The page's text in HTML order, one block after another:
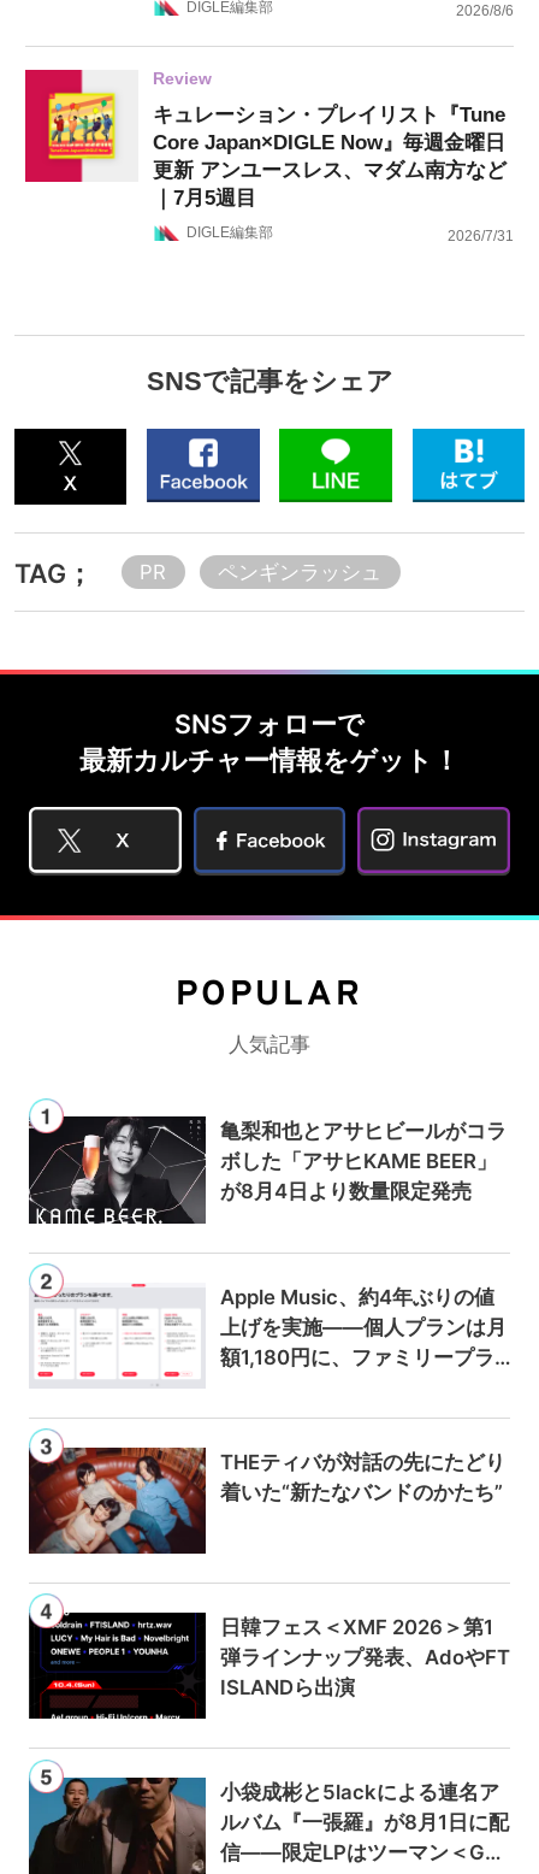
DIGLE編集部 2026/8/6
Review
キュレーション・プレイリスト『Tune
Core Japan×DIGLE Now』毎週金曜日
更新 アンユースレス、マダム南方など
｜7月5週目
DIGLE編集部 2026/7/31
SNSで記事をシェア
TAG； PR ペンギンラッシュ
SNSフォローで
最新カルチャー情報をゲット！
POPULAR
人気記事
亀梨和也とアサヒビールがコラ
ボした「アサヒKAME BEER」
が8月4日より数量限定発売
Apple Music、約4年ぶりの値
上げを実施——個人プランは月
額1,180円に、ファミリープラ
THEティバが対話の先にたどり
着いた“新たなバンドのかたち”
日韓フェス＜XMF 2026＞第1
弾ラインナップ発表、AdoやFT
ISLANDら出演
小袋成彬と5lackによる連名ア
ルバム『一張羅』が8月1日に配
信——限定LPはツーマン＜Gai